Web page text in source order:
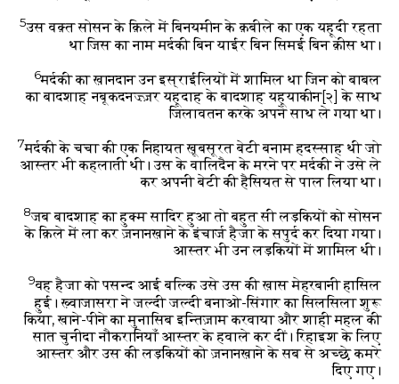
5उस वक़्त सोसन के क़िले में बिनयमीन के क़बीले का एक यहूदी रहता
था जिस का नाम मर्दकी बिन याईर बिन सिमई बिन क़ीस था।
6मर्दकी का ख़ानदान उन इस्राईलियों में शामिल था जिन को बाबल
का बादशाह नबूकदनज़्ज़र यहूदाह के बादशाह यहूयाकीन[२] के साथ
जिलावतन करके अपने साथ ले गया था।
7मर्दकी के चचा की एक निहायत ख़ूबसूरत बेटी बनाम हदस्साह थी जो
आस्तर भी कहलाती थी। उस के वालिदैन के मरने पर मर्दकी ने उसे ले
कर अपनी बेटी की हैसियत से पाल लिया था।
8जब बादशाह का हुक्म सादिर हुआ तो बहुत सी लड़कियों को सोसन
के क़िले में ला कर ज़नानख़ाने के इंचार्ज हैजा के सपुर्द कर दिया गया।
आस्तर भी उन लड़कियों में शामिल थी।
9वह हैजा को पसन्द आई बल्कि उसे उस की ख़ास मेहरबानी हासिल
हुई। ख़्वाजासरा ने जल्दी जल्दी बनाओ-सिंगार का सिलसिला शुरू
किया, खाने-पीने का मुनासिब इन्तिज़ाम करवाया और शाही महल की
सात चुनीदा नौकरानियाँ आस्तर के हवाले कर दीं। रिहाइश के लिए
आस्तर और उस की लड़कियों को ज़नानख़ाने के सब से अच्छे कमरे
दिए गए।